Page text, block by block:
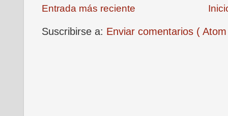
Entrada más reciente
Suscribirse a: Enviar comentarios (